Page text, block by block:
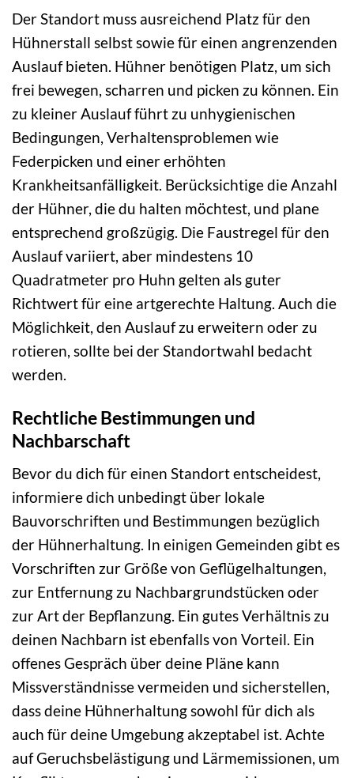
Der Standort muss ausreichend Platz für den
Hühnerstall selbst sowie für einen angrenzenden
Auslauf bieten. Hühner benötigen Platz, um sich
frei bewegen, scharren und picken zu können. Ein
zu kleiner Auslauf führt zu unhygienischen
Bedingungen, Verhaltensproblemen wie
Federpicken und einer erhöhten
Krankheitsanfälligkeit. Berücksichtige die Anzahl
der Hühner, die du halten möchtest, und plane
entsprechend großzügig. Die Faustregel für den
Auslauf variiert, aber mindestens 10
Quadratmeter pro Huhn gelten als guter
Richtwert für eine artgerechte Haltung. Auch die
Möglichkeit, den Auslauf zu erweitern oder zu
rotieren, sollte bei der Standortwahl bedacht
werden.
Rechtliche Bestimmungen und
Nachbarschaft
Bevor du dich für einen Standort entscheidest,
informiere dich unbedingt über lokale
Bauvorschriften und Bestimmungen bezüglich
der Hühnerhaltung. In einigen Gemeinden gibt es
Vorschriften zur Größe von Geflügelhaltungen,
zur Entfernung zu Nachbargrundstücken oder
zur Art der Bepflanzung. Ein gutes Verhältnis zu
deinen Nachbarn ist ebenfalls von Vorteil. Ein
offenes Gespräch über deine Pläne kann
Missverständnisse vermeiden und sicherstellen,
dass deine Hühnerhaltung sowohl für dich als
auch für deine Umgebung akzeptabel ist. Achte
auf Geruchsbelästigung und Lärmemissionen, um